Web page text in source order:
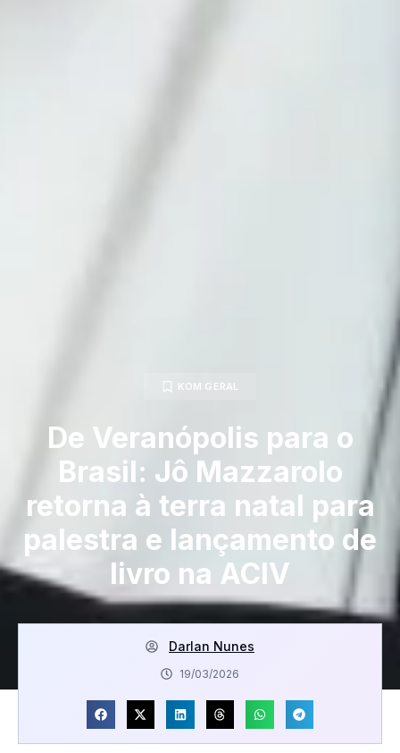
KOM GERAL
De Veranópolis para o
Brasil: Jô Mazzarolo
retorna à terra natal para
palestra e lançamento de
livro na ACIV
Darlan Nunes
19/03/2026